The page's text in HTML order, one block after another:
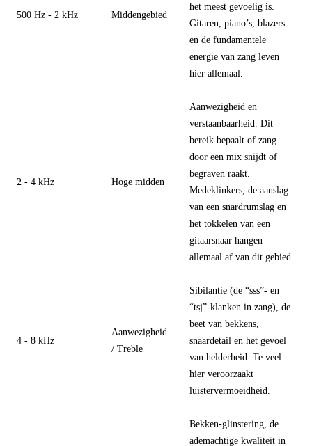
500 Hz - 2 kHz Middengebied
het meest gevoelig is.
Gitaren, piano’s, blazers
en de fundamentele
energie van zang leven
hier allemaal.
2 - 4 kHz Hoge midden
Aanwezigheid en
verstaanbaarheid. Dit
bereik bepaalt of zang
door een mix snijdt of
begraven raakt.
Medeklinkers, de aanslag
van een snardrumslag en
het tokkelen van een
gitaarsnaar hangen
allemaal af van dit gebied.
4 - 8 kHz
Aanwezigheid
/ Treble
Sibilantie (de “sss”- en
“tsj”-klanken in zang), de
beet van bekkens,
snaardetail en het gevoel
van helderheid. Te veel
hier veroorzaakt
luistervermoeidheid.
Bekken-glinstering, de
ademachtige kwaliteit in